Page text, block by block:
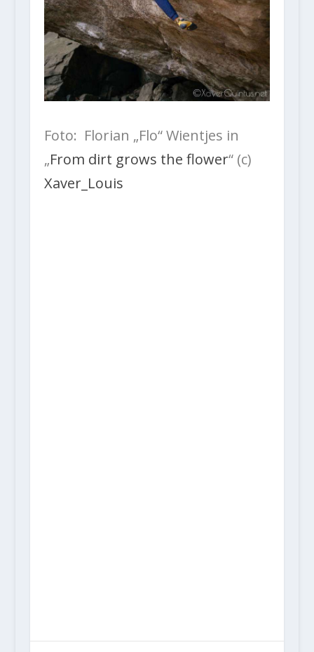
Foto: Florian „Flo“ Wientjes in
„From dirt grows the flower“ (c)
Xaver_Louis